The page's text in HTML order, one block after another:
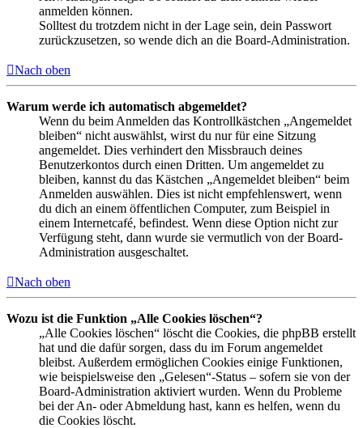
anmelden können.
Solltest du trotzdem nicht in der Lage sein, dein Passwort
zurückzusetzen, so wende dich an die Board-Administration.
Nach oben
Warum werde ich automatisch abgemeldet?
Wenn du beim Anmelden das Kontrollkästchen „Angemeldet
bleiben“ nicht auswählst, wirst du nur für eine Sitzung
angemeldet. Dies verhindert den Missbrauch deines
Benutzerkontos durch einen Dritten. Um angemeldet zu
bleiben, kannst du das Kästchen „Angemeldet bleiben“ beim
Anmelden auswählen. Dies ist nicht empfehlenswert, wenn
du dich an einem öffentlichen Computer, zum Beispiel in
einem Internetcafé, befindest. Wenn diese Option nicht zur
Verfügung steht, dann wurde sie vermutlich von der Board-
Administration ausgeschaltet.
Nach oben
Wozu ist die Funktion „Alle Cookies löschen“?
„Alle Cookies löschen“ löscht die Cookies, die phpBB erstellt
hat und die dafür sorgen, dass du im Forum angemeldet
bleibst. Außerdem ermöglichen Cookies einige Funktionen,
wie beispielsweise den „Gelesen“-Status – sofern sie von der
Board-Administration aktiviert wurden. Wenn du Probleme
bei der An- oder Abmeldung hast, kann es helfen, wenn du
die Cookies löscht.